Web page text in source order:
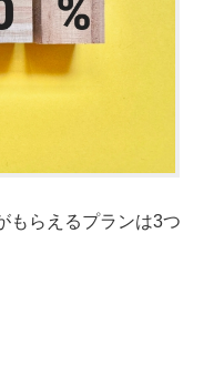
もらえるプランは3つ